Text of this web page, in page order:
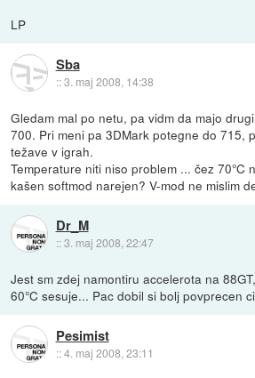
LP
Sba
::3. maj 2008, 14:38
Gledam mal po netu, pa vidm da majo
700. Pri meni pa 3DMark potegne do 715,
težave v igrah.
Temperature niti niso problem ... čez 70°C
kašen softmod narejen? V-mod ne mislim
Dr_M
::3. maj 2008, 22:47
Jest sm zdej namontiru accelerota na
60°C sesuje... Pac dobil si bolj povprecen
Pesimist
::4. maj 2008, 23:11